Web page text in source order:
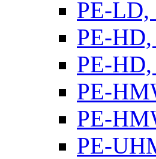
PE-LD,
PE-HD,
PE-HD,
PE-
PE-
PE-